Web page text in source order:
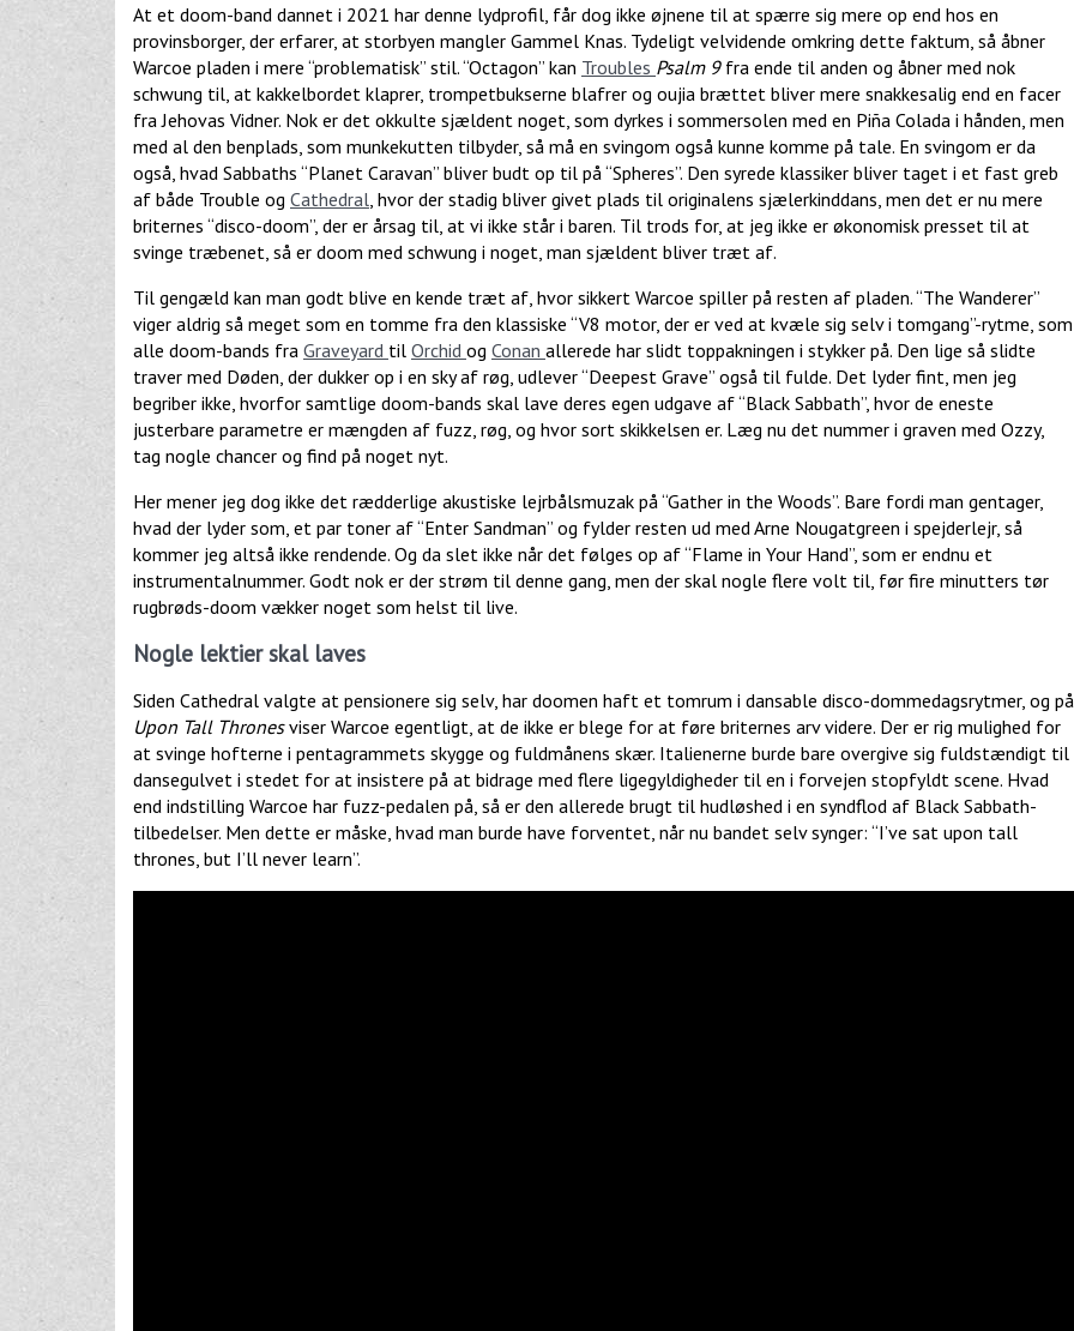
At et doom-band dannet i 2021 har denne lydprofil, får dog ikke øjnene til at spærre sig mere op end hos en
provinsborger, der erfarer, at storbyen mangler Gammel Knas. Tydeligt velvidende omkring dette faktum, så åbner
Warcoe pladen i mere “problematisk” stil. “Octagon” kan Troubles Psalm 9fra ende til anden og åbner med nok
schwung til, at kakkelbordet klaprer, trompetbukserne blafrer og oujia brættet bliver mere snakkesalig end en facer
fra Jehovas Vidner. Nok er det okkulte sjældent noget, som dyrkes i sommersolen med en Piña Colada i hånden, men
med al den benplads, som munkekutten tilbyder, så må en svingom også kunne komme på tale. En svingom er da
også, hvad Sabbaths “Planet Caravan” bliver budt op til på “Spheres”. Den syrede klassiker bliver taget i et fast greb
af både Trouble og Cathedral , hvor der stadig bliver givet plads til originalens sjælerkinddans, men det er nu mere
briternes “disco-doom”, der er årsag til, at vi ikke står i baren. Til trods for, at jeg ikke er økonomisk presset til at
svinge træbenet, så er doom med schwung i noget, man sjældent bliver træt af.
Til gengæld kan man godt blive en kende træt af, hvor sikkert Warcoe spiller på resten af pladen. “The Wanderer”
viger aldrig så meget som en tomme fra den klassiske “V8 motor, der er ved at kvæle sig selv i tomgang”-rytme, som
alle doom-bands fra Graveyard til Orchid og Conan allerede har slidt toppakningen i stykker på. Den lige så slidte
traver med Døden, der dukker op i en sky af røg, udlever “Deepest Grave” også til fulde. Det lyder fint, men jeg
begriber ikke, hvorfor samtlige doom-bands skal lave deres egen udgave af “Black Sabbath”, hvor de eneste
justerbare parametre er mængden af fuzz, røg, og hvor sort skikkelsen er. Læg nu det nummer i graven med Ozzy,
tag nogle chancer og find på noget nyt.
Her mener jeg dog ikke det rædderlige akustiske lejrbålsmuzak på “Gather in the Woods”. Bare fordi man gentager,
hvad der lyder som, et par toner af “Enter Sandman” og fylder resten ud med Arne Nougatgreen i spejderlejr, så
kommer jeg altså ikke rendende. Og da slet ikke når det følges op af “Flame in Your Hand”, som er endnu et
instrumentalnummer. Godt nok er der strøm til denne gang, men der skal nogle flere volt til, før fire minutters tør
rugbrøds-doom vækker noget som helst til live.
Nogle lektier skal laves
Siden Cathedral valgte at pensionere sig selv, har doomen haft et tomrum i dansable disco-dommedagsrytmer, og på
Upon Tall Thronesviser Warcoe egentligt, at de ikke er blege for at føre briternes arv videre. Der er rig mulighed for
at svinge hofterne i pentagrammets skygge og fuldmånens skær. Italienerne burde bare overgive sig fuldstændigt til
dansegulvet i stedet for at insistere på at bidrage med flere ligegyldigheder til en i forvejen stopfyldt scene. Hvad
end indstilling Warcoe har fuzz-pedalen på, så er den allerede brugt til hudløshed i en syndflod af Black Sabbath-
tilbedelser. Men dette er måske, hvad man burde have forventet, når nu bandet selv synger: “I’ve sat upon tall
thrones, but I’ll never learn”.